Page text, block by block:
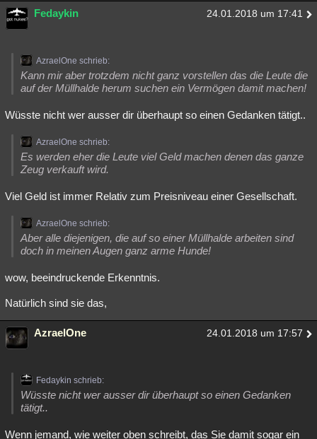
Fedaykin 24.01.2018 um 17:41
AzraelOne schrieb:
Kann mir aber trotzdem nicht ganz vorstellen das die Leute die
auf der Müllhalde herum suchen ein Vermögen damit machen!
Wüsste nicht wer ausser dir überhaupt so einen Gedanken tätigt..
AzraelOne schrieb:
Es werden eher die Leute viel Geld machen denen das ganze
Zeug verkauft wird.
Viel Geld ist immer Relativ zum Preisniveau einer Gesellschaft.
AzraelOne schrieb:
Aber alle diejenigen, die auf so einer Müllhalde arbeiten sind
doch in meinen Augen ganz arme Hunde!
wow, beeindruckende Erkenntnis.
Natürlich sind sie das,
AzraelOne 24.01.2018 um 17:57
Fedaykin schrieb:
Wüsste nicht wer ausser dir überhaupt so einen Gedanken
tätigt..
Wenn jemand, wie weiter oben schreibt, das Sie damit sogar ein